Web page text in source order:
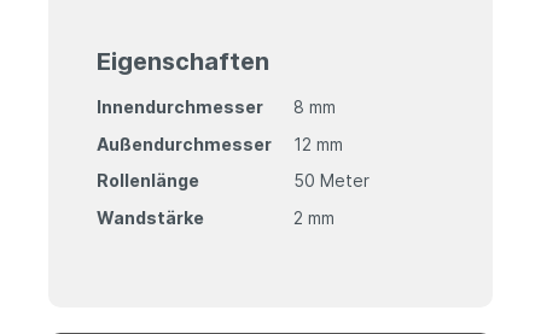
Eigenschaften
Innendurchmesser
8 mm
Außendurchmesser
12 mm
Rollenlänge
50 Meter
Wandstärke
2 mm